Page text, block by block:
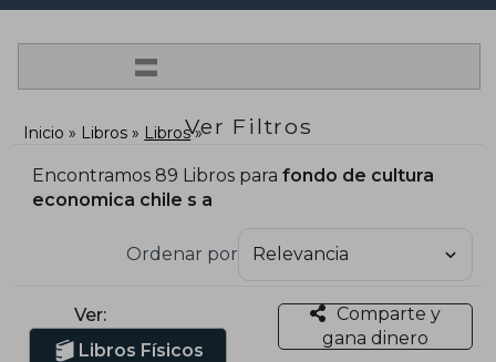
=
Ver Filtros
Inicio Libros Libros
Encontramos 89 Libros parafondo de cultura
economica chile s a
Ordenar por
Ver:
Libros Físicos
Comparte y
gana dinero